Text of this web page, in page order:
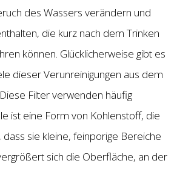
des Wassers verändern und
die kurz nach dem Trinken
können. Glücklicherweise gibt es
dieser Verunreinigungen aus dem
Filter verwenden häufig
ist eine Form von Kohlenstoff, die
sie kleine, feinporige Bereiche
sich die Oberfläche, an der